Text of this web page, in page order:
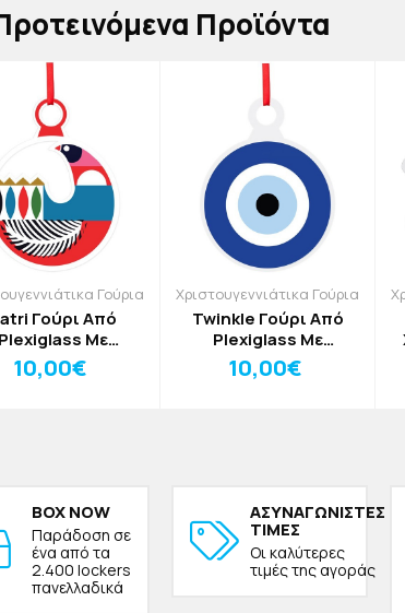
Προϊόντα
Γούρια
Γούρι Από
Plexiglass Με
Πολύχρωμη
12x15cm
10,00€
Χριστουγεννιάτικα Γούρια
Twinkle Γούρι Από
Plexiglass Με
Εκτύπωση Μπλέ Μάτι
12x15cm
10,00€
BOX NOW
Παράδοση σε
ένα από τα
2.400 lockers
πανελλαδικά
ΑΣΥΝΑΓΩΝΙΣΤΕΣ
ΤΙΜΕΣ
Οι καλύτερες
τιμές της αγοράς